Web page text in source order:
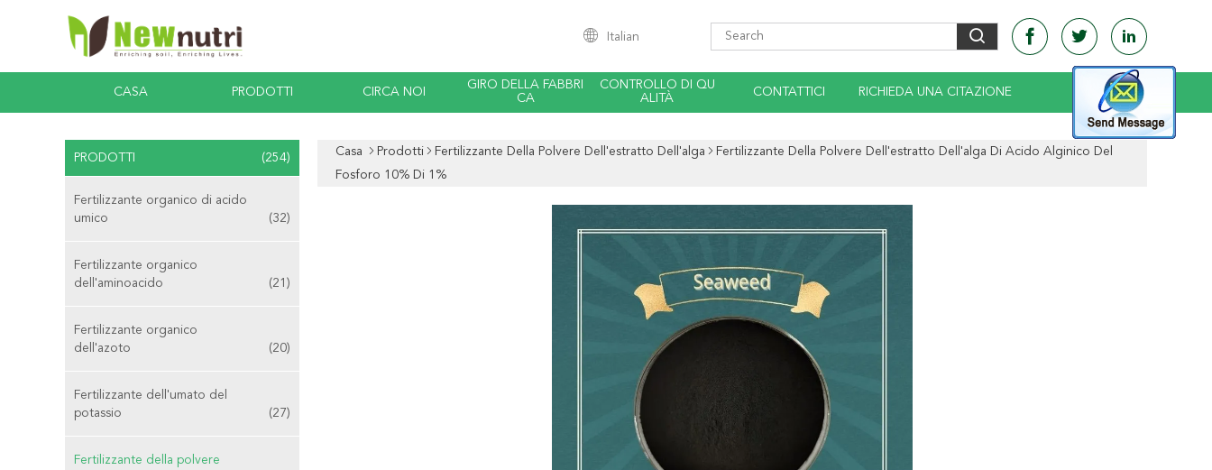
Italian
CASA PRODOTTI CIRCA NOI
GIRO DELLA FABBRI
CA
CONTROLLO DI QU
ALITÀ
CONTATTICI RICHIEDA UNA CITAZIONE
PRODOTTI (254)
Fertilizzante organico di acido
umico
(32)
Fertilizzante organico
dell'aminoacido
(21)
Fertilizzante organico
dell'azoto
(20)
Fertilizzante dell'umato del
potassio
(27)
Fertilizzante della polvere
Casa Prodotti Fertilizzante Della Polvere Dell'estratto Dell'alga
Fertilizzante Della Polvere Dell'estratto Dell'alga Di Acido Alginico Del
Fosforo 10% Di 1%